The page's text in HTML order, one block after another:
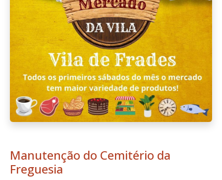
Manutenção do Cemitério da
Freguesia